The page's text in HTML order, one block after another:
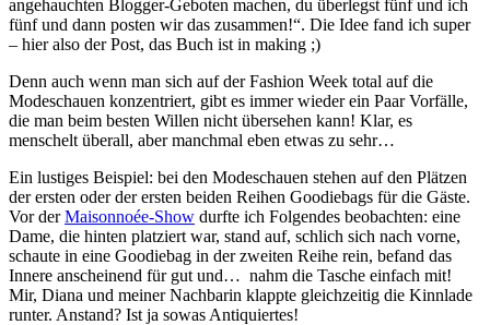
angehauchten Blogger-Geboten machen, du überlegst fünf und ich
fünf und dann posten wir das zusammen!“. Die Idee fand ich super
– hier also der Post, das Buch ist in making ;)
Denn auch wenn man sich auf der Fashion Week total auf die
Modeschauen konzentriert, gibt es immer wieder ein Paar Vorfälle,
die man beim besten Willen nicht übersehen kann! Klar, es
menschelt überall, aber manchmal eben etwas zu sehr…
Ein lustiges Beispiel: bei den Modeschauen stehen auf den Plätzen
der ersten oder der ersten beiden Reihen Goodiebags für die Gäste.
Vor derMaisonnoée-Show durfte ich Folgendes beobachten: eine
Dame, die hinten platziert war, stand auf, schlich sich nach vorne,
schaute in eine Goodiebag in der zweiten Reihe rein, befand das
Innere anscheinend für gut und… nahm die Tasche einfach mit!
Mir, Diana und meiner Nachbarin klappte gleichzeitig die Kinnlade
runter. Anstand? Ist ja sowas Antiquiertes!